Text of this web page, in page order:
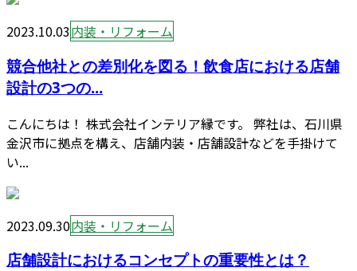
2023.10.03内装・リフォーム
競合他社との差別化を図る！飲食店における店舗
設計の3つの...
こんにちは！ 株式会社インテリア縁です。 弊社は、石川県
金沢市に拠点を構え、店舗内装・店舗設計などを手掛けて
い...
2023.09.30内装・リフォーム
店舗設計におけるコンセプトの重要性とは？